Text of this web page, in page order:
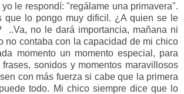
le respondí: "regálame una primavera".
que lo pongo muy dificil. ¿A quien se le
..Va, no le dará importancia, mañana ni
no contaba con la capacidad de mi chico
momento un momento especial, para
frases, sonidos y momentos maravillosos
con más fuerza si cabe que la primera
todo. Mi chico siempre dice que lo